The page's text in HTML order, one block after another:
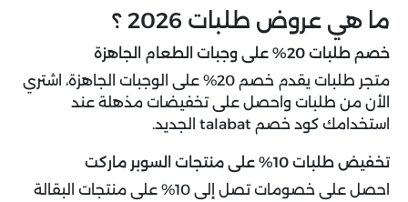
ما هي عروض طلبات 2026 ؟
خصم طلبات 20% على وجبات الطعام الجاهزة
متجر طلبات يقدم خصم 20% على الوجبات الجاهزة، اشتري
الأن من طلبات واحصل على تخفيضات مذهلة عند
استخدامك كود خصم talabat الجديد.
تخفيض طلبات 10% على منتجات السوبر ماركت
احصل على خصومات تصل إلى 10% على منتجات البقالة